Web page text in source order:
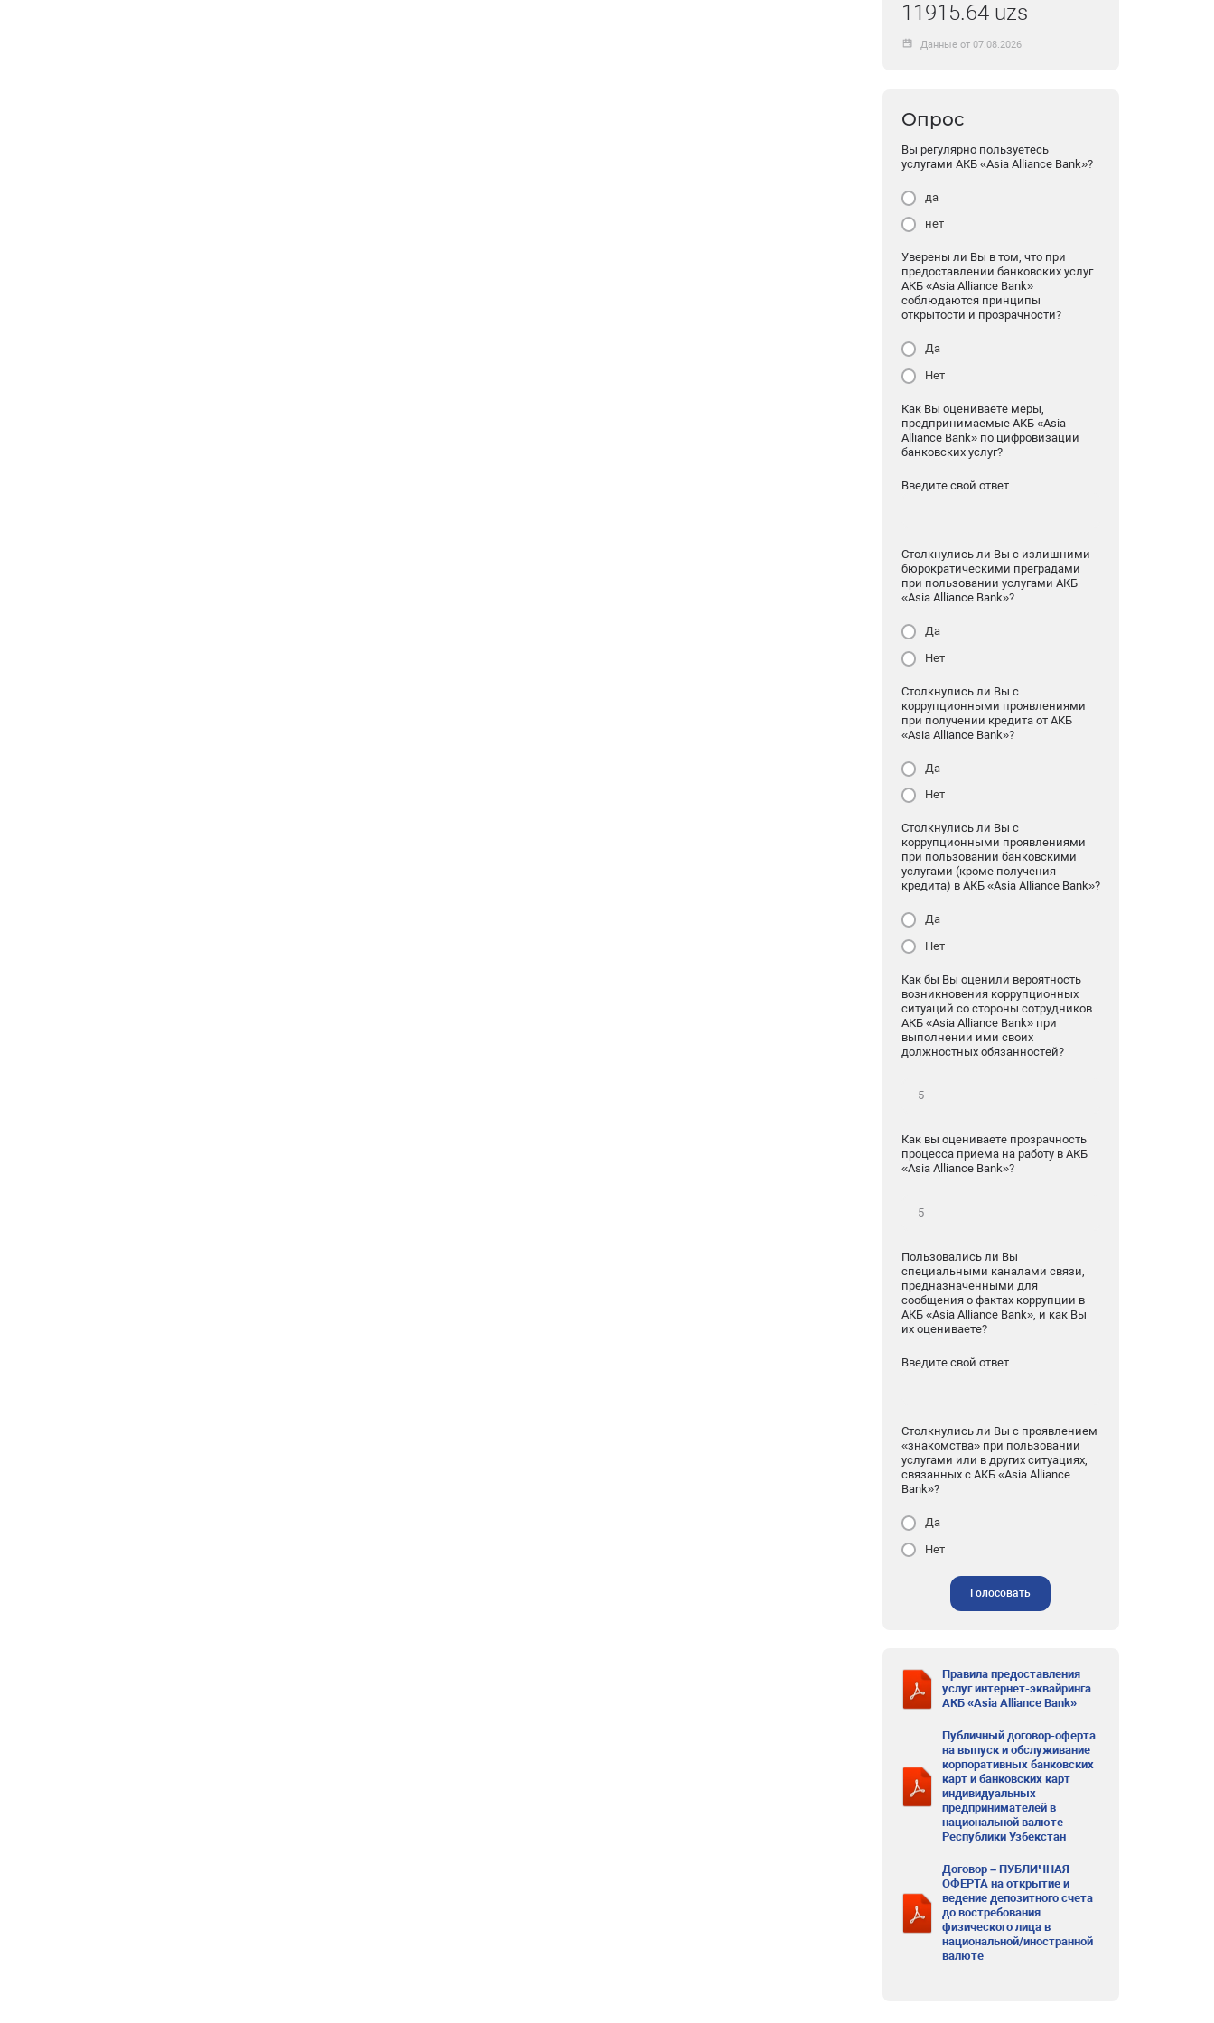
11915.64 uzs
Данные от 07.08.2026
Опрос
Вы регулярно пользуетесь
услугами АКБ «Asia Alliance Bank»?
да
нет
Уверены ли Вы в том, что при
предоставлении банковских услуг
АКБ «Asia Alliance Bank»
соблюдаются принципы
открытости и прозрачности?
Да
Нет
Как Вы оцениваете меры,
предпринимаемые АКБ «Asia
Alliance Bank» по цифровизации
банковских услуг?
Введите свой ответ
Столкнулись ли Вы с излишними
бюрократическими преградами
при пользовании услугами АКБ
«Asia Alliance Bank»?
Да
Нет
Столкнулись ли Вы с
коррупционными проявлениями
при получении кредита от АКБ
«Asia Alliance Bank»?
Да
Нет
Столкнулись ли Вы с
коррупционными проявлениями
при пользовании банковскими
услугами (кроме получения
кредита) в АКБ «Asia Alliance Bank»?
Да
Нет
Как бы Вы оценили вероятность
возникновения коррупционных
ситуаций со стороны сотрудников
АКБ «Asia Alliance Bank» при
выполнении ими своих
должностных обязанностей?
Как вы оцениваете прозрачность
процесса приема на работу в АКБ
«Asia Alliance Bank»?
Пользовались ли Вы
специальными каналами связи,
предназначенными для
сообщения о фактах коррупции в
АКБ «Asia Alliance Bank», и как Вы
их оцениваете?
Введите свой ответ
Столкнулись ли Вы с проявлением
«знакомства» при пользовании
услугами или в других ситуациях,
связанных с АКБ «Asia Alliance
Bank»?
Да
Нет
Голосовать
Правила предоставления
услуг интернет-эквайринга
АКБ «Asia Alliance Bank»
Публичный договор-оферта
на выпуск и обслуживание
корпоративных банковских
карт и банковских карт
индивидуальных
предпринимателей в
национальной валюте
Республики Узбекстан
Договор – ПУБЛИЧНАЯ
ОФЕРТА на открытие и
ведение депозитного счета
до востребования
физического лица в
национальной/иностранной
валюте